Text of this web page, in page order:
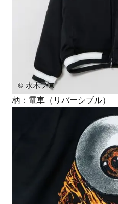
柄：電車（リバーシブル）